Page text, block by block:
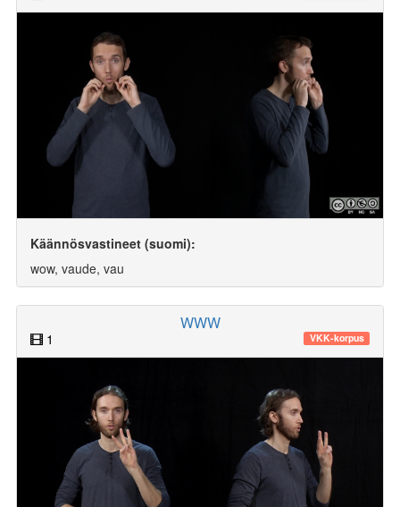
Käännösvastineet (suomi):
wow, vaude, vau
WWW
1 VKK-korpus